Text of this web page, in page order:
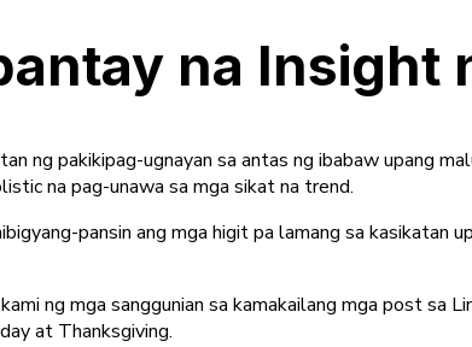
na Insight
ng pakikipag-ugnayan sa antas ng ibabaw upang
na pag-unawa sa mga sikat na trend.
pansin ang mga higit pa lamang sa kasikatan
ng mga sanggunian sa kamakailang mga post
at Thanksgiving.